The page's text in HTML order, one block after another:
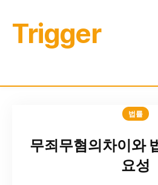
Trigger
법률
무죄무혐의차이와
요성